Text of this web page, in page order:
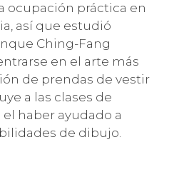
ocupación práctica en
así que estudió
Ching-Fang
en el arte más
de prendas de vestir
a las clases de
haber ayudado a
de dibujo.